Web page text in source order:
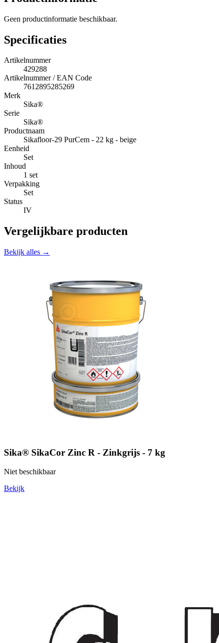
Geen productinformatie beschikbaar.
Specificaties
Artikelnummer
429288
Artikelnummer / EAN Code
7612895285269
Merk
Sika®
Serie
Sika®
Productnaam
Sikafloor-29 PurCem - 22 kg - beige
Eenheid
Set
Inhoud
1 set
Verpakking
Set
Status
IV
Vergelijkbare producten
Bekijk alles →
Sika® SikaCor Zinc R - Zinkgrijs - 7 kg
Niet beschikbaar
Bekijk